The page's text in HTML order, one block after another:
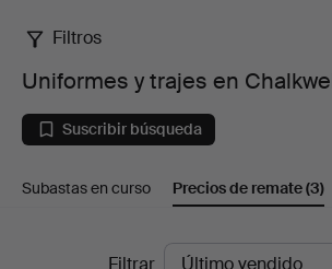
Uniformes
trajes
en
Filtros
Uniformes y trajes en
Suscribir búsqueda
Subastas en curso Precios de remate(3)
Filtrar